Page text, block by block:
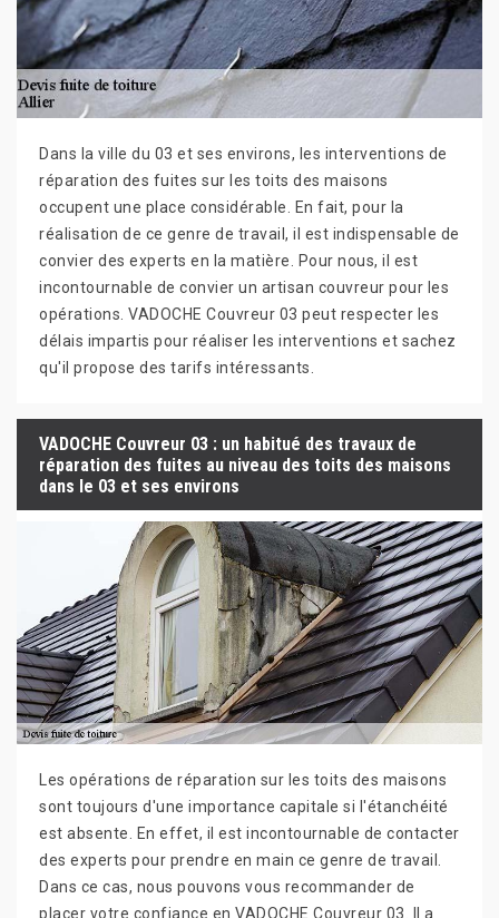
Dans la ville du 03 et ses environs, les interventions de
réparation des fuites sur les toits des maisons
occupent une place considérable. En fait, pour la
réalisation de ce genre de travail, il est indispensable de
convier des experts en la matière. Pour nous, il est
incontournable de convier un artisan couvreur pour les
opérations. VADOCHE Couvreur 03 peut respecter les
délais impartis pour réaliser les interventions et sachez
qu'il propose des tarifs intéressants.
VADOCHE Couvreur 03 : un habitué des travaux de
réparation des fuites au niveau des toits des maisons
dans le 03 et ses environs
Les opérations de réparation sur les toits des maisons
sont toujours d'une importance capitale si l'étanchéité
est absente. En effet, il est incontournable de contacter
des experts pour prendre en main ce genre de travail.
Dans ce cas, nous pouvons vous recommander de
placer votre confiance en VADOCHE Couvreur 03. Il a